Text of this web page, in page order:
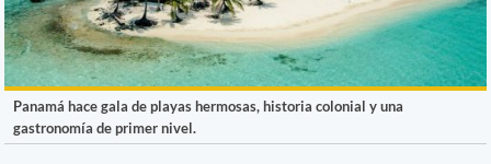
Panamá hace gala de playas hermosas, historia colonial y una
gastronomía de primer nivel.